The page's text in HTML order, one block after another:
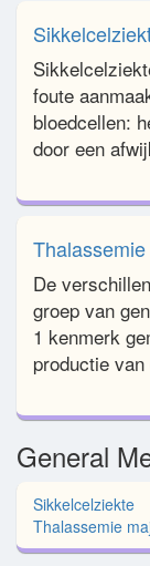
foute
bloedcellen:
door een
De
groep van
1 kenmerk
productie
General
Sikkelcelziekte
Thalassemie